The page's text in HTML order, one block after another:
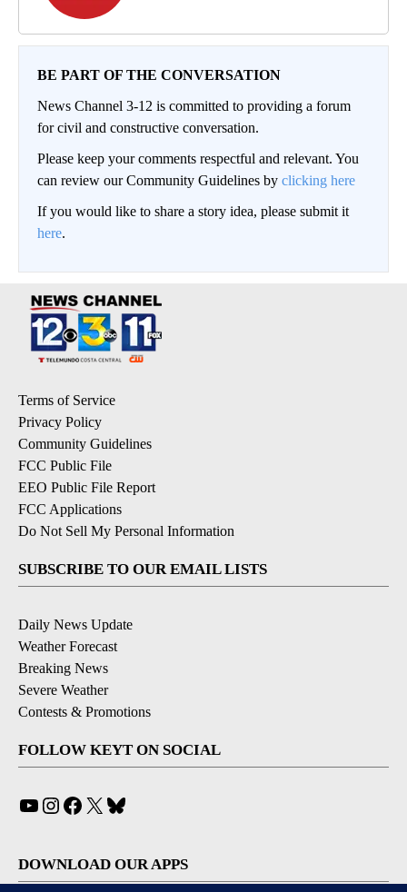
BE PART OF THE CONVERSATION
News Channel 3-12 is committed to providing a forum
for civil and constructive conversation.
Please keep your comments respectful and relevant. You
can review our Community Guidelines by clicking here
If you would like to share a story idea, please submit it
here.
Terms of Service
Privacy Policy
Community Guidelines
FCC Public File
EEO Public File Report
FCC Applications
Do Not Sell My Personal Information
SUBSCRIBE TO OUR EMAIL LISTS
Daily News Update
Weather Forecast
Breaking News
Severe Weather
Contests & Promotions
FOLLOW KEYT ON SOCIAL
YouTube
Instagram
Facebook
X
DOWNLOAD OUR APPS